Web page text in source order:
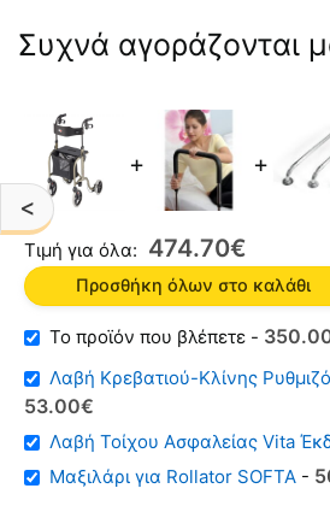
<
Συχνά αγοράζονται
+ +
Τιμή για όλα: 474.70€
Προσθήκη όλων στο καλάθι
-
was:
Η
τιμή
Λαβή Κρεβατιού-Κλίνης
Original
price
70.00€.
53.00€
Η
τρέχουσα
είναι:
Λαβή Τοίχου Ασφαλείας Vita
Μαξιλάρι για Rollator SOFTA -